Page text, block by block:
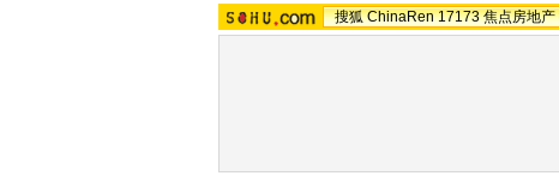
搜狐 ChinaRen 17173 焦点房地产